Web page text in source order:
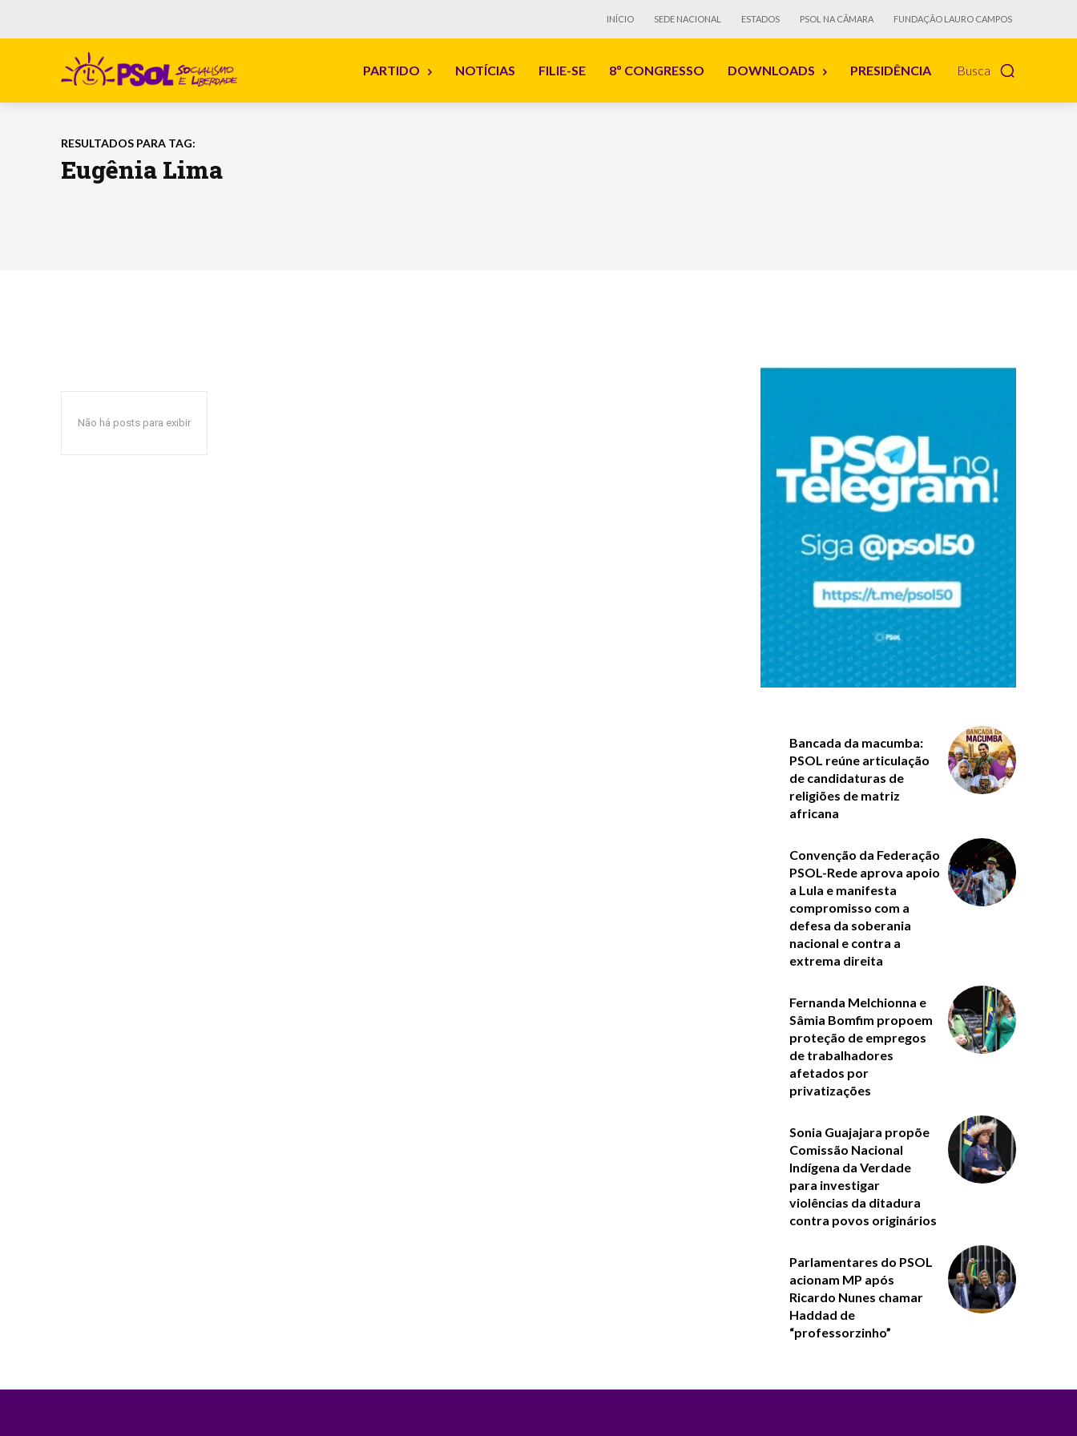
INÍCIO SEDE NACIONAL ESTADOS PSOL NA CÂMARA FUNDAÇÃO LAURO CAMPOS
Busca
PARTIDO NOTÍCIAS FILIE-SE 8º CONGRESSO DOWNLOADS PRESIDÊNCIA
RESULTADOS PARA TAG:
Eugênia Lima
Não há posts para exibir
Bancada da macumba:
PSOL reúne articulação
de candidaturas de
religiões de matriz
africana
Convenção da Federação
PSOL-Rede aprova apoio
a Lula e manifesta
compromisso com a
defesa da soberania
nacional e contra a
extrema direita
Fernanda Melchionna e
Sâmia Bomfim propoem
proteção de empregos
de trabalhadores
afetados por
privatizações
Sonia Guajajara propõe
Comissão Nacional
Indígena da Verdade
para investigar
violências da ditadura
contra povos originários
Parlamentares do PSOL
acionam MP após
Ricardo Nunes chamar
Haddad de
“professorzinho”